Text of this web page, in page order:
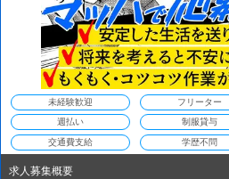
未経験歓迎 フリーター
週払い 制服貸与
交通費支給 学歴不問
求人募集概要